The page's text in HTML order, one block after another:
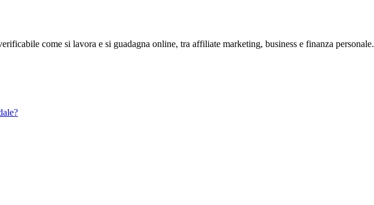
come si lavora e si guadagna online, tra affiliate marketing, business e finanza personale.